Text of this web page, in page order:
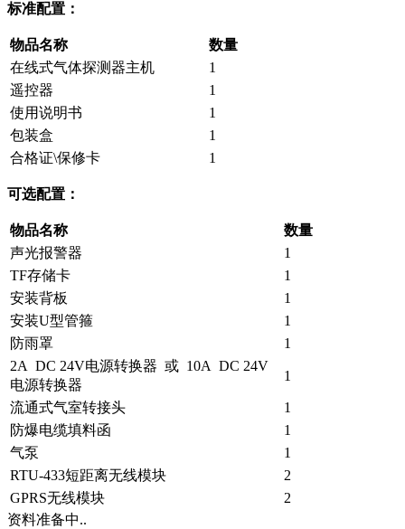
标准配置：
物品名称
数量
在线式气体探测器主机
1
遥控器
1
使用说明书
1
包装盒
1
合格证\保修卡
1
可选配置：
物品名称
数量
声光报警器
1
TF存储卡
1
安装背板
1
安装U型管箍
1
防雨罩
1
2A DC 24V电源转换器 或 10A DC 24V
电源转换器
1
流通式气室转接头
1
防爆电缆填料函
1
气泵
1
RTU-433短距离无线模块
2
GPRS无线模块
2
资料准备中..